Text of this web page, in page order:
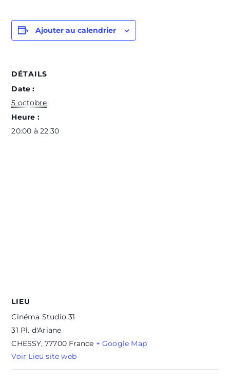
Ajouter au calendrier
DÉTAILS
Date :
5 octobre
Heure :
20:00 à 22:30
LIEU
Cinéma Studio 31
31 Pl. d'Ariane
CHESSY, 77700 France + Google Map
Voir Lieu site web